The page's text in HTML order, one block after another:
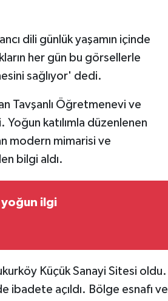
dili günlük yaşamın içinde
her gün bu görsellerle
sağlıyor' dedi.
Tavşanlı Öğretmenevi ve
Yoğun katılımla düzenlenen
modern mimarisi ve
bilgi aldı.
yoğun ilgi
Küçük Sanayi Sitesi oldu.
ibadete açıldı. Bölge esnafı ve